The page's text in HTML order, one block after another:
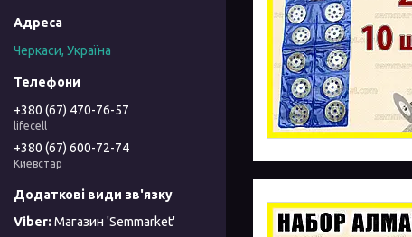
Черкаси, Україна
+380 (67) 470-76-57
lifecell
+380 (67) 600-72-74
Киевстар
Магазин 'Semmarket'